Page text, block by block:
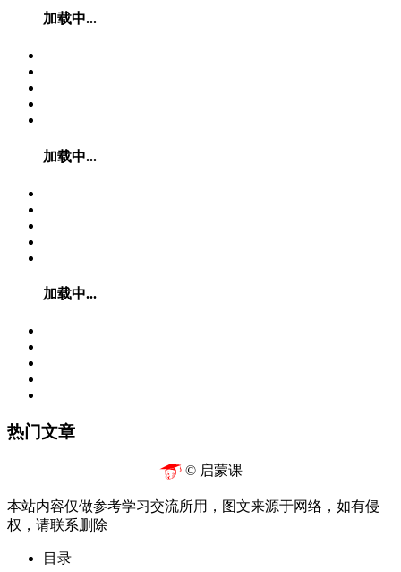
加载中...
加载中...
加载中...
热门文章
© 启蒙课
本站内容仅做参考学习交流所用，图文来源于网络，如有侵
权，请联系删除
目录